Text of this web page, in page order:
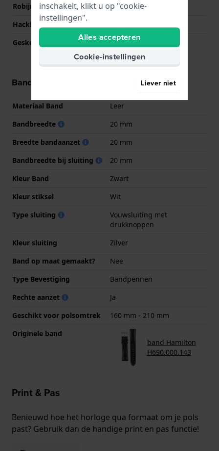
Robijnen
25
Hackbaar
Geskeletonneerd
Nee
Band informatie
Materiaal Band
Leer
Bandbreedte
20 mm
Breedte bandaanzet
20 mm
Bandbreedte bij sluiting
20 mm
Kleur Band
Zwart
Kleur stiksel
Wit
Type sluiting
Vouwsluiting met
drukknoppen
Kleur sluiting
Zilver
Band op maat gemaakt?
Nee
Type Bevestiging
Bandpennen
Rechte aanzet
Ja
Geschikt voor polsomtrek
160 mm - 210 mm
Originele band
band Hamilton
H690.000.143
Print & Pas
Benieuwd hoe het horloge qua formaat om je pols
past? Gebruik dan de handige print en pas functie!
inschakelt, klikt u op "cookie-
instellingen".
Alles accepteren
Cookie-instellingen
Liever niet